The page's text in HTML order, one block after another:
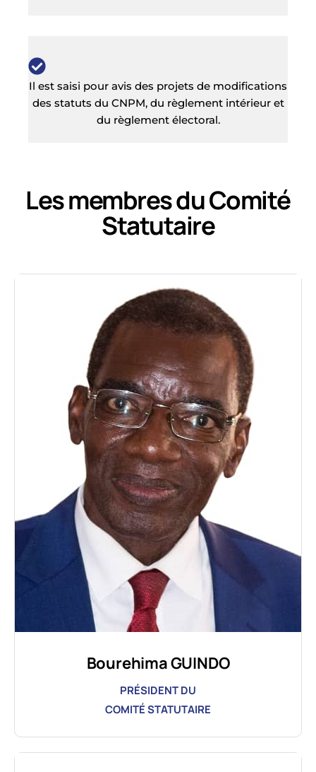
Il est saisi pour avis des projets de modifications
des statuts du CNPM, du règlement intérieur et
du règlement électoral.
Les membres du Comité
Statutaire
Bourehima GUINDO
PRÉSIDENT DU
COMITÉ STATUTAIRE